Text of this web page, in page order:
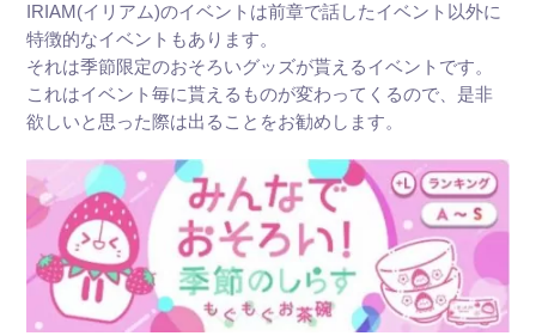
IRIAM(イリアム)のイベントは前章で話したイベント以外に
特徴的なイベントもあります。
それは季節限定のおそろいグッズが貰えるイベントです。
これはイベント毎に貰えるものが変わってくるので、是非
欲しいと思った際は出ることをお勧めします。